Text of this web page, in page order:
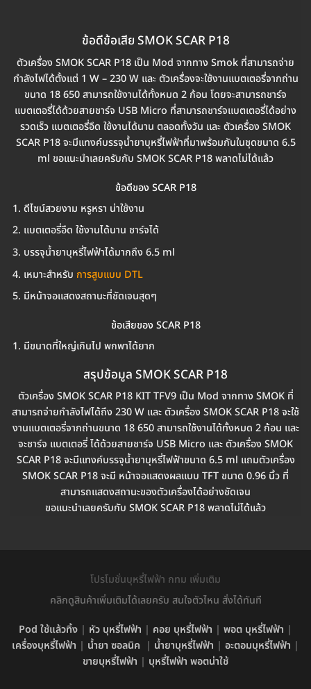
ข้อดีข้อเสีย SMOK SCAR P18
ตัวเครื่อง SMOK SCAR P18 เป็น Mod จากทาง Smok ที่สามารถจ่าย
กำลังไฟได้ตั้งแต่ 1 W – 230 W และ ตัวเครื่องจะใช้งานแบตเตอรี่จากถ่าน
ขนาด 18 650 สามารถใช้งานได้ทั้งหมด 2 ก้อน โดยจะสามารถชาร์จ
แบตเตอรี่ได้ด้วยสายชาร์จ USB Micro ที่สามารถชาร์จแบตเตอรี่ได้อย่าง
รวดเร็ว แบตเตอรี่อึด ใช้งานได้นาน ตลอดทั้งวัน และ ตัวเครื่อง SMOK
SCAR P18 จะมีแทงค์บรรจุน้ำยาบุหรี่ไฟฟ้าที่มาพร้อมกันในชุดขนาด 6.5
ml ขอแนะนำเลยครับกับ SMOK SCAR P18 พลาดไม่ได้แล้ว
ข้อดีของ SCAR P18
ดีไซน์สวยงาม หรูหรา น่าใช้งาน
แบตเตอรี่อึด ใช้งานได้นาน ชาร์จได้
บรรจุน้ำยาบุหรี่ไฟฟ้าได้มากถึง 6.5 ml
เหมาะสำหรับ การสูบแบบ DTL
มีหน้าจอแสดงสถานะที่ชัดเจนสุดๆ
ข้อเสียของ SCAR P18
มีขนาดที่ใหญ่เกินไป พกพาได้ยาก
สรุปข้อมูล SMOK SCAR P18
ตัวเครื่อง SMOK SCAR P18 KIT TFV9 เป็น Mod จากทาง SMOK ที่
สามารถจ่ายกำลังไฟได้ถึง 230 W และ ตัวเครื่อง SMOK SCAR P18 จะใช้
งานแบตเตอรี่จากถ่านขนาด 18 650 สามารถใช้งานได้ทั้งหมด 2 ก้อน และ
จะชาร์จ แบตเตอรี่ ได้ด้วยสายชาร์จ USB Micro และ ตัวเครื่อง SMOK
SCAR P18 จะมีแทงค์บรรจุน้ำยาบุหรี่ไฟฟ้าขนาด 6.5 ml แถมตัวเครื่อง
SMOK SCAR P18 จะมี หน้าจอแสดงผลแบบ TFT ขนาด 0.96 นิ้ว ที่
สามารถแสดงสถานะของตัวเครื่องได้อย่างชัดเจน
ขอแนะนำเลยครับกับ SMOK SCAR P18 พลาดไม่ได้แล้ว
โปรโมชั่นบุหรี่ไฟฟ้า กทม เพิ่มเติม
คลิกดูสินค้าเพิ่มเติมได้เลยครับ สนใจตัวไหน สั่งได้ทันที
Pod ใช้แล้วทิ้ง | หัว บุหรี่ไฟฟ้า | คอย บุหรี่ไฟฟ้า | พอต บุหรี่ไฟฟ้า |
เครื่องบุหรี่ไฟฟ้า | น้ำยา ซอลนิค | น้ำยาบุหรี่ไฟฟ้า | อะตอมบุหรี่ไฟฟ้า |
ขายบุหรี่ไฟฟ้า | บุหรี่ไฟฟ้า พอตน่าใช้